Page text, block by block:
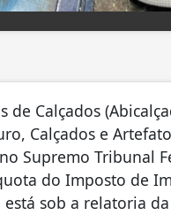
Calçados
Calçados e
Supremo Tribunal
do Imposto de
sob a relatoria